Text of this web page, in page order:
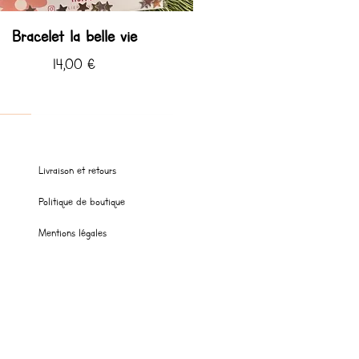
Bracelet la belle vie
Prix
14,00 €
Livraison et retours
Politique de boutique
Mentions légales